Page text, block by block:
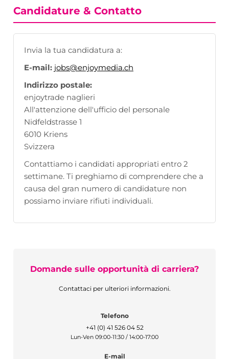
Candidature & Contatto
Invia la tua candidatura a:
E-mail: jobs@enjoymedia.ch
Indirizzo postale:
enjoytrade naglieri
All'attenzione dell'ufficio del personale
Nidfeldstrasse 1
6010 Kriens
Svizzera
Contattiamo i candidati appropriati entro 2
settimane. Ti preghiamo di comprendere che a
causa del gran numero di candidature non
possiamo inviare rifiuti individuali.
Domande sulle opportunità di carriera?
Contattaci per ulteriori informazioni.
Telefono
+41 (0) 41 526 04 52
Lun-Ven 09:00-11:30 / 14:00-17:00
E-mail